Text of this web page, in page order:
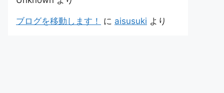
ブログを移動します！ に aisusuki より